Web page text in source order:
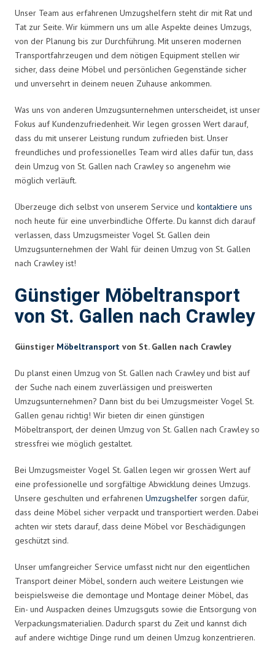
Unser Team aus erfahrenen Umzugshelfern steht dir mit Rat und
Tat zur Seite. Wir kümmern uns um alle Aspekte deines Umzugs,
von der Planung bis zur Durchführung. Mit unseren modernen
Transportfahrzeugen und dem nötigen Equipment stellen wir
sicher, dass deine Möbel und persönlichen Gegenstände sicher
und unversehrt in deinem neuen Zuhause ankommen.
Was uns von anderen Umzugsunternehmen unterscheidet, ist unser
Fokus auf Kundenzufriedenheit. Wir legen grossen Wert darauf,
dass du mit unserer Leistung rundum zufrieden bist. Unser
freundliches und professionelles Team wird alles dafür tun, dass
dein Umzug von St. Gallen nach Crawley so angenehm wie
möglich verläuft.
Überzeuge dich selbst von unserem Service und kontaktiere uns
noch heute für eine unverbindliche Offerte. Du kannst dich darauf
verlassen, dass Umzugsmeister Vogel St. Gallen dein
Umzugsunternehmen der Wahl für deinen Umzug von St. Gallen
nach Crawley ist!
Günstiger Möbeltransport
von St. Gallen nach Crawley
Günstiger Möbeltransport von St. Gallen nach Crawley
Du planst einen Umzug von St. Gallen nach Crawley und bist auf
der Suche nach einem zuverlässigen und preiswerten
Umzugsunternehmen? Dann bist du bei Umzugsmeister Vogel St.
Gallen genau richtig! Wir bieten dir einen günstigen
Möbeltransport, der deinen Umzug von St. Gallen nach Crawley so
stressfrei wie möglich gestaltet.
Bei Umzugsmeister Vogel St. Gallen legen wir grossen Wert auf
eine professionelle und sorgfältige Abwicklung deines Umzugs.
Unsere geschulten und erfahrenen Umzugshelfer sorgen dafür,
dass deine Möbel sicher verpackt und transportiert werden. Dabei
achten wir stets darauf, dass deine Möbel vor Beschädigungen
geschützt sind.
Unser umfangreicher Service umfasst nicht nur den eigentlichen
Transport deiner Möbel, sondern auch weitere Leistungen wie
beispielsweise die demontage und Montage deiner Möbel, das
Ein- und Auspacken deines Umzugsguts sowie die Entsorgung von
Verpackungsmaterialien. Dadurch sparst du Zeit und kannst dich
auf andere wichtige Dinge rund um deinen Umzug konzentrieren.